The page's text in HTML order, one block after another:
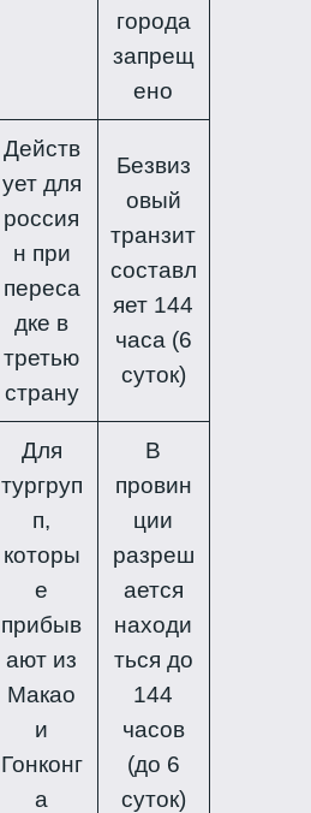
города
запрещ
ено
Действ
ует для
россия
н при
переса
дке в
третью
страну
Безвиз
овый
транзит
составл
яет 144
часа (6
суток)
Для
тургруп
п,
которы
е
прибыв
ают из
Макао
и
Гонконг
а
В
провин
ции
разреш
ается
находи
ться до
144
часов
(до 6
суток)